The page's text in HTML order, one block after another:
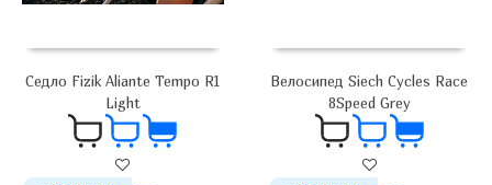
Седло Fizik Aliante Tempo R1
Light
Велосипед Siech Cycles Race
8Speed Grey